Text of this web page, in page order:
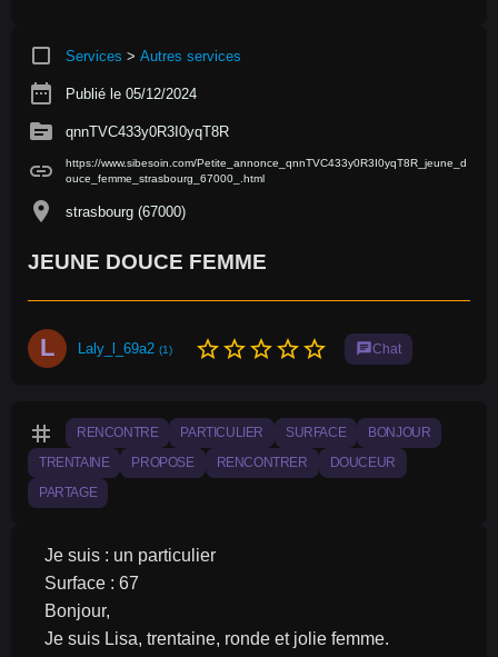
crop_square Services > Autres services
date_range Publié le 05/12/2024
source qnnTVC433y0R3I0yqT8R
link
https://www.sibesoin.com/Petite_annonce_qnnTVC433y0R3I0yqT8R_jeune_d
ouce_femme_strasbourg_67000_.html
location_on strasbourg (67000)
JEUNE DOUCE FEMME
L Laly_l_69a2 (1) star_borderstar_borderstar_borderstar_borderstar_border chatChat
tag RENCONTRE PARTICULIER SURFACE BONJOUR
TRENTAINE PROPOSE RENCONTRER DOUCEUR
PARTAGE
Je suis : un particulier
Surface : 67
Bonjour,
Je suis Lisa, trentaine, ronde et jolie femme.